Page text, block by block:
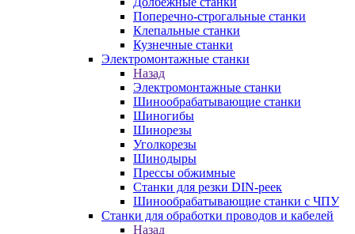
Поперечно-строгальные станки
Клепальные станки
Кузнечные станки
Электромонтажные станки
Назад
Электромонтажные станки
Шинообрабатывающие станки
Шиногибы
Шинорезы
Уголкорезы
Шинодыры
Прессы обжимные
Станки для резки DIN-реек
Шинообрабатывающие станки с ЧПУ
Станки для обработки проводов и кабелей
Назад